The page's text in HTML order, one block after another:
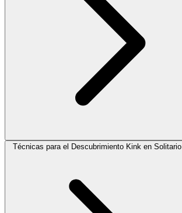
Técnicas para el Descubrimiento Kink en Solitario